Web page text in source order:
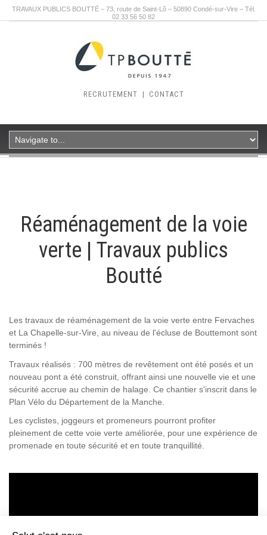
TRAVAUX PUBLICS BOUTTÉ – 73, route de Saint-Lô – 50890 Condé-sur-Vire – Tél.
02 33 56 50 82
RECRUTEMENT | CONTACT
Réaménagement de la voie
verte | Travaux publics
Boutté
Les travaux de réaménagement de la voie verte entre Fervaches
et La Chapelle-sur-Vire, au niveau de l'écluse de Bouttemont sont
terminés !
Travaux réalisés : 700 mètres de revêtement ont été posés et un
nouveau pont a été construit, offrant ainsi une nouvelle vie et une
sécurité accrue au chemin de halage. Ce chantier s'inscrit dans le
Plan Vélo du Département de la Manche.
Les cyclistes, joggeurs et promeneurs pourront profiter
pleinement de cette voie verte améliorée, pour une expérience de
promenade en toute sécurité et en toute tranquillité.